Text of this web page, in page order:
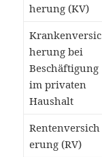
herung (KV)
Krankenversic
herung bei
Beschäftigung
im privaten
Haushalt
Rentenversich
erung (RV)